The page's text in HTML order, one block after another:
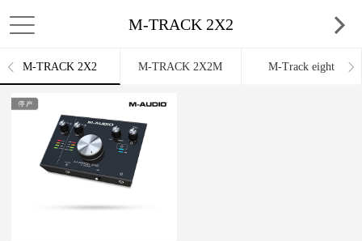
M-TRACK 2X2
M-TRACK 2X2 M-TRACK 2X2M M-Track eight